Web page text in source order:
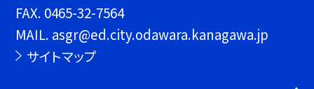
FAX. 0465-32-7564
MAIL. asgr@ed.city.odawara.kanagawa.jp
サイトマップ